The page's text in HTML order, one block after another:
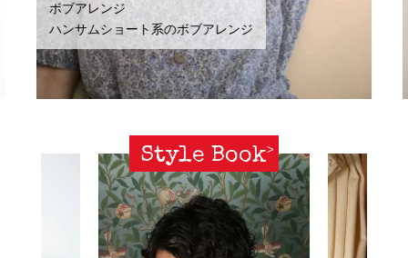
ボブアレンジ
ハンサムショート系のボブアレンジ
Style Book